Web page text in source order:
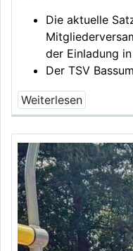
Die aktuelle
der Einladung
Der TSV
Weiterlesen